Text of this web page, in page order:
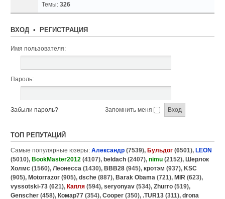
Темы:326
ВХОД • РЕГИСТРАЦИЯ
Имя пользователя:
Пароль:
Забыли пароль? Запомнить меня
ТОП РЕПУТАЦИЙ
Самые популярные юзеры:Александр (7539), Бульдог (6501), LEON
(5010), BookMaster2012 (4107), beldach (2407),nimu (2152), Шерлок
Холмс (1560),Леонесса (1430), BBB28 (945),кротэм (937), KSC
(905), Motorrazor (905),dsche (887), Barak Obama (721), MIR (623),
vyssotski-73 (621), Капля (594),seryonyav (534),Zhurro (519),
Genscher (458), Комар77 (354),Cooper (350),.TUR13 (311),drona